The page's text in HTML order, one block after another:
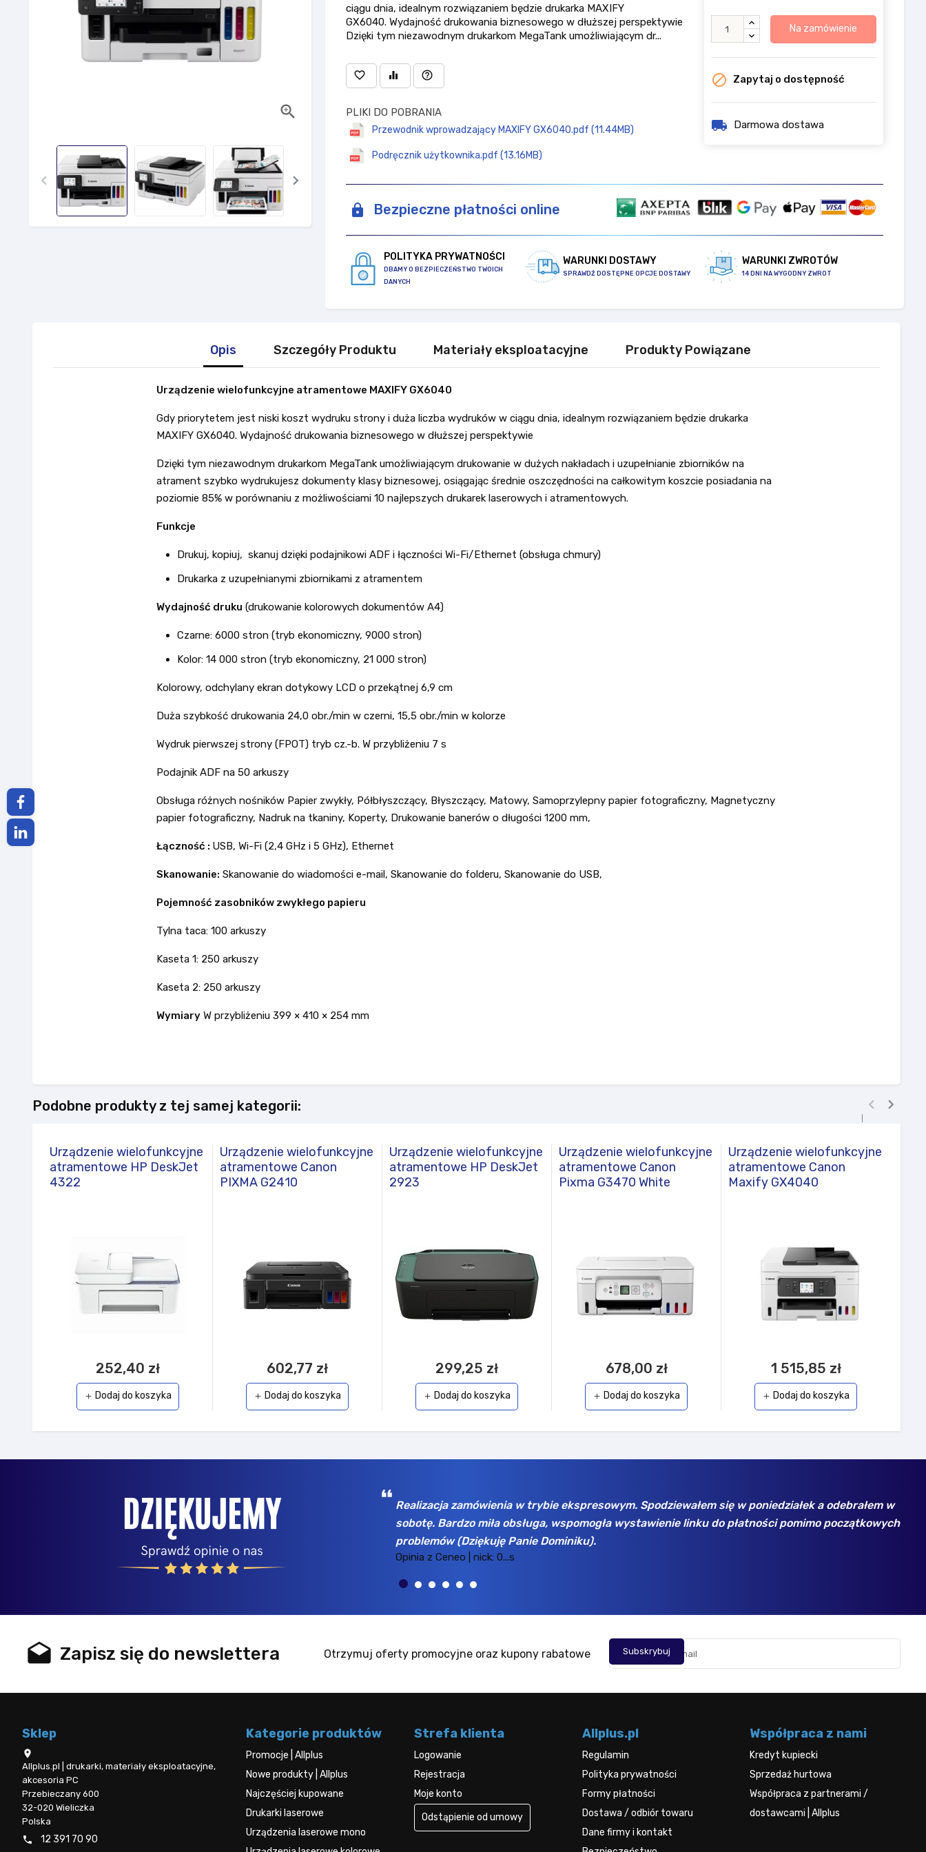

 
ciągu dnia, idealnym rozwiązaniem będzie drukarka MAXIFY
GX6040. Wydajność drukowania biznesowego w dłuższej perspektywie
Dzięki tym niezawodnym drukarkom MegaTank umożliwiającym dr...
favorite_border equalizer help_outline
PLIKI DO POBRANIA
Przewodnik wprowadzający MAXIFY GX6040.pdf (11.44MB)
Podręcznik użytkownika.pdf (13.16MB)
Na zamówienie
 Zapytaj o dostępność
local_shipping Darmowa dostawa
Bezpieczne płatności online
POLITYKA PRYWATNOŚCI
DBAMY O BEZPIECZEŃSTWO TWOICH
DANYCH
WARUNKI DOSTAWY
SPRAWDŹ DOSTĘPNE OPCJE DOSTAWY
WARUNKI ZWROTÓW
14 DNI NA WYGODNY ZWROT
Opis Szczegóły Produktu Materiały eksploatacyjne Produkty Powiązane
Urządzenie wielofunkcyjne atramentowe MAXIFY GX6040
Gdy priorytetem jest niski koszt wydruku strony i duża liczba wydruków w ciągu dnia, idealnym rozwiązaniem będzie drukarka
MAXIFY GX6040. Wydajność drukowania biznesowego w dłuższej perspektywie
Dzięki tym niezawodnym drukarkom MegaTank umożliwiającym drukowanie w dużych nakładach i uzupełnianie zbiorników na
atrament szybko wydrukujesz dokumenty klasy biznesowej, osiągając średnie oszczędności na całkowitym koszcie posiadania na
poziomie 85% w porównaniu z możliwościami 10 najlepszych drukarek laserowych i atramentowych.
Funkcje
Drukuj, kopiuj, skanuj dzięki podajnikowi ADF i łączności Wi-Fi/Ethernet (obsługa chmury)
Drukarka z uzupełnianymi zbiornikami z atramentem
Wydajność druku (drukowanie kolorowych dokumentów A4)
Czarne: 6000 stron (tryb ekonomiczny, 9000 stron)
Kolor: 14 000 stron (tryb ekonomiczny, 21 000 stron)
Kolorowy, odchylany ekran dotykowy LCD o przekątnej 6,9 cm
Duża szybkość drukowania 24,0 obr./min w czerni, 15,5 obr./min w kolorze
Wydruk pierwszej strony (FPOT) tryb cz.-b. W przybliżeniu 7 s
Podajnik ADF na 50 arkuszy
Obsługa różnych nośników Papier zwykły, Półbłyszczący, Błyszczący, Matowy, Samoprzylepny papier fotograficzny, Magnetyczny
papier fotograficzny, Nadruk na tkaniny, Koperty, Drukowanie banerów o długości 1200 mm,
Łączność : USB, Wi-Fi (2,4 GHz i 5 GHz), Ethernet
Skanowanie: Skanowanie do wiadomości e-mail, Skanowanie do folderu, Skanowanie do USB,
Pojemność zasobników zwykłego papieru
Tylna taca: 100 arkuszy
Kaseta 1: 250 arkuszy
Kaseta 2: 250 arkuszy
Wymiary W przybliżeniu 399 × 410 × 254 mm
Podobne produkty z tej samej kategorii:
Urządzenie wielofunkcyjne
atramentowe HP DeskJet
4322
252,40 zł
add Dodaj do koszyka
Urządzenie wielofunkcyjne
atramentowe Canon
PIXMA G2410
602,77 zł
add Dodaj do koszyka
Urządzenie wielofunkcyjne
atramentowe HP DeskJet
2923
299,25 zł
add Dodaj do koszyka
Urządzenie wielofunkcyjne
atramentowe Canon
Pixma G3470 White
678,00 zł
add Dodaj do koszyka
Urządzenie wielofunkcyjne
atramentowe Canon
Maxify GX4040
1 515,85 zł
add Dodaj do koszyka
 
trybie ekspresowym. Spodziewałem się w poniedziałek a odebrałem w
wspomogła wystawienie linku do płatności pomimo początkowych
Wybrany asortyment, jak np. dyski SSD Samsung - w bezkonkurencyjnych cenach. Kupowałem
tu już kilka razy dla rożnych firm, zawsze wszystko jest ok. Polecam!
Opinia z Ceneo | nick: k...n
drafts Zapisz się do newslettera Otrzymuj oferty promocyjne oraz kupony rabatowe
Sklep

Allplus.pl | drukarki, materiały eksploatacyjne,
akcesoria PC
Przebieczany 600
32-020 Wieliczka
Polska
 12 391 70 90
Kategorie produktów
Promocje | Allplus
Nowe produkty | Allplus
Najczęściej kupowane
Drukarki laserowe
Urządzenia laserowe mono
Strefa klienta
Logowanie
Rejestracja
Moje konto
Odstąpienie od umowy
Allplus.pl
Regulamin
Polityka prywatności
Formy płatności
Dostawa / odbiór towaru
Dane firmy i kontakt
Współpraca z nami
Kredyt kupiecki
Sprzedaż hurtowa
Współpraca z partnerami /
dostawcami | Allplus